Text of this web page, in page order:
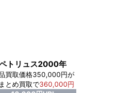
トリュス2000年
買取価格350,000円が
とめ買取で360,000円